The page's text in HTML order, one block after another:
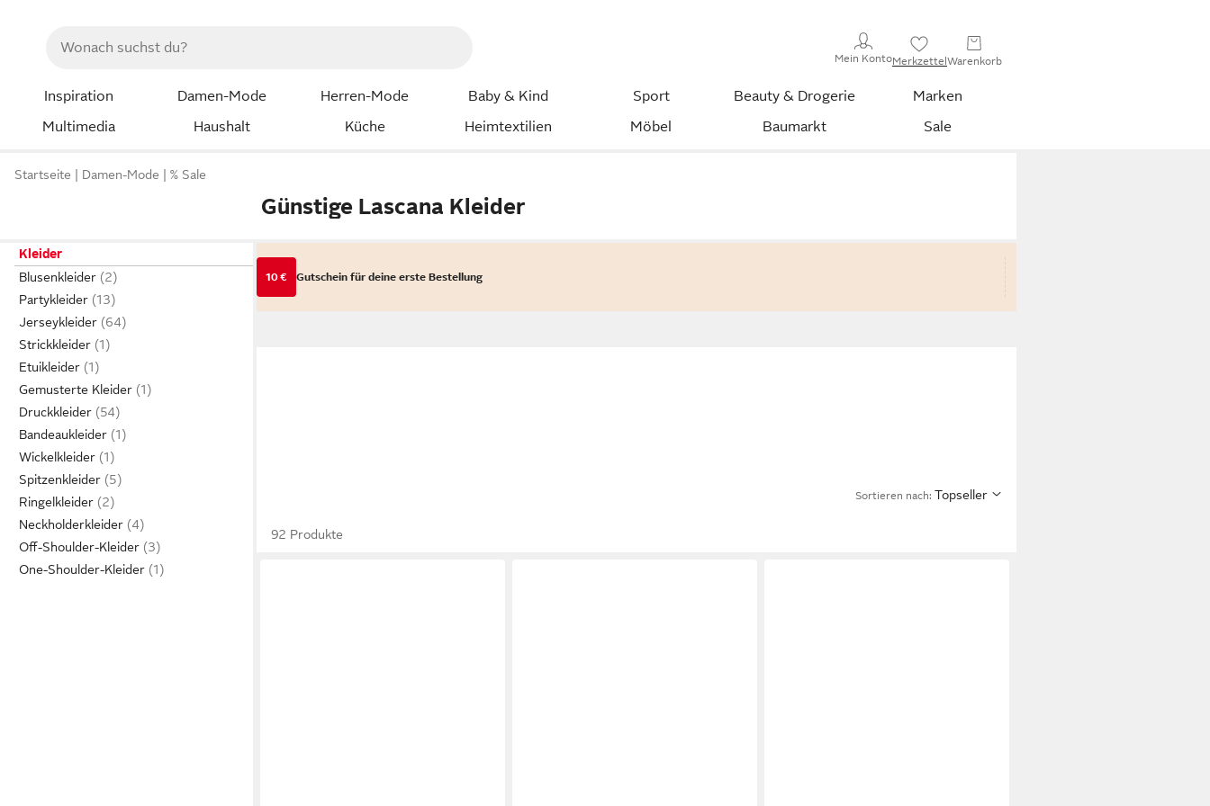
Mein KontoMerkzettelWarenkorb
Inspiration Damen-Mode Herren-Mode Baby & Kind Sport Beauty & Drogerie
Marken
Multimedia
Haushalt Küche Heimtextilien Möbel Baumarkt Sale
Startseite Damen-Mode % Sale
Günstige Lascana Kleider
Kleider
Blusenkleider
Partykleider
Jerseykleider
Strickkleider
Etuikleider
Gemusterte Kleider
Druckkleider
Bandeaukleider
Wickelkleider
Spitzenkleider
Ringelkleider
Neckholderkleider
Off-Shoulder-Kleider
One-Shoulder-Kleider
10 € Gutschein für deine erste Bestellung
Sortieren nach: Topseller
92 Produkte